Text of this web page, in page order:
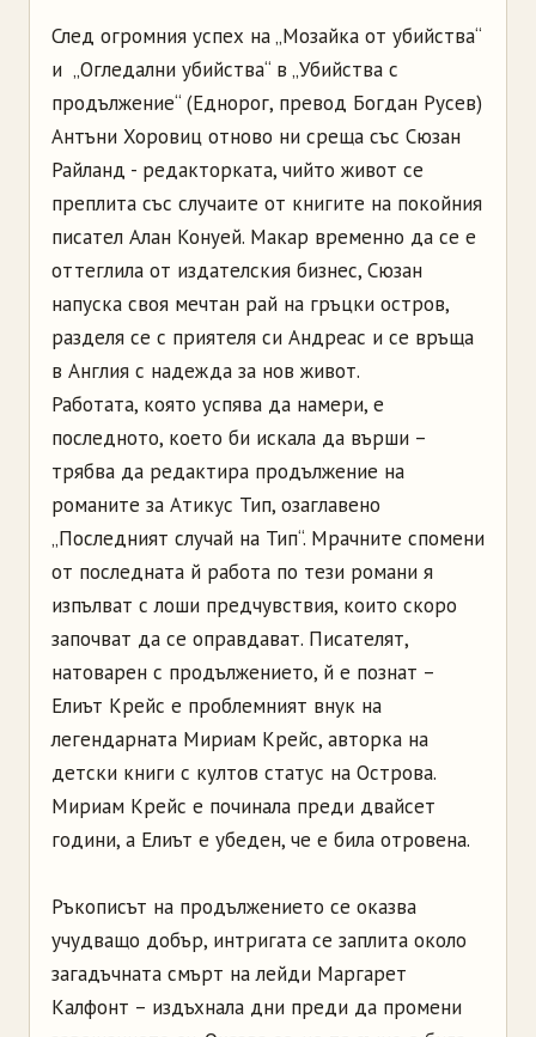
След огромния успех на „Мозайка от убийства“
и „Огледални убийства“ в „Убийства с
продължение“ (Еднорог, превод Богдан Русев)
Антъни Хоровиц отново ни среща със Сюзан
Райланд - редакторката, чийто живот се
преплита със случаите от книгите на покойния
писател Алан Конуей. Макар временно да се е
оттеглила от издателския бизнес, Сюзан
напуска своя мечтан рай на гръцки остров,
разделя се с приятеля си Андреас и се връща
в Англия с надежда за нов живот.
Работата, която успява да намери, е
последното, което би искала да върши –
трябва да редактира продължение на
романите за Атикус Тип, озаглавено
„Последният случай на Тип“. Мрачните спомени
от последната й работа по тези романи я
изпълват с лоши предчувствия, които скоро
започват да се оправдават. Писателят,
натоварен с продължението, й е познат –
Елиът Крейс е проблемният внук на
легендарната Мириам Крейс, авторка на
детски книги с култов статус на Острова.
Мириам Крейс е починала преди двайсет
години, а Елиът е убеден, че е била отровена.
Ръкописът на продължението се оказва
учудващо добър, интригата се заплита около
загадъчната смърт на лейди Маргарет
Калфонт – издъхнала дни преди да промени